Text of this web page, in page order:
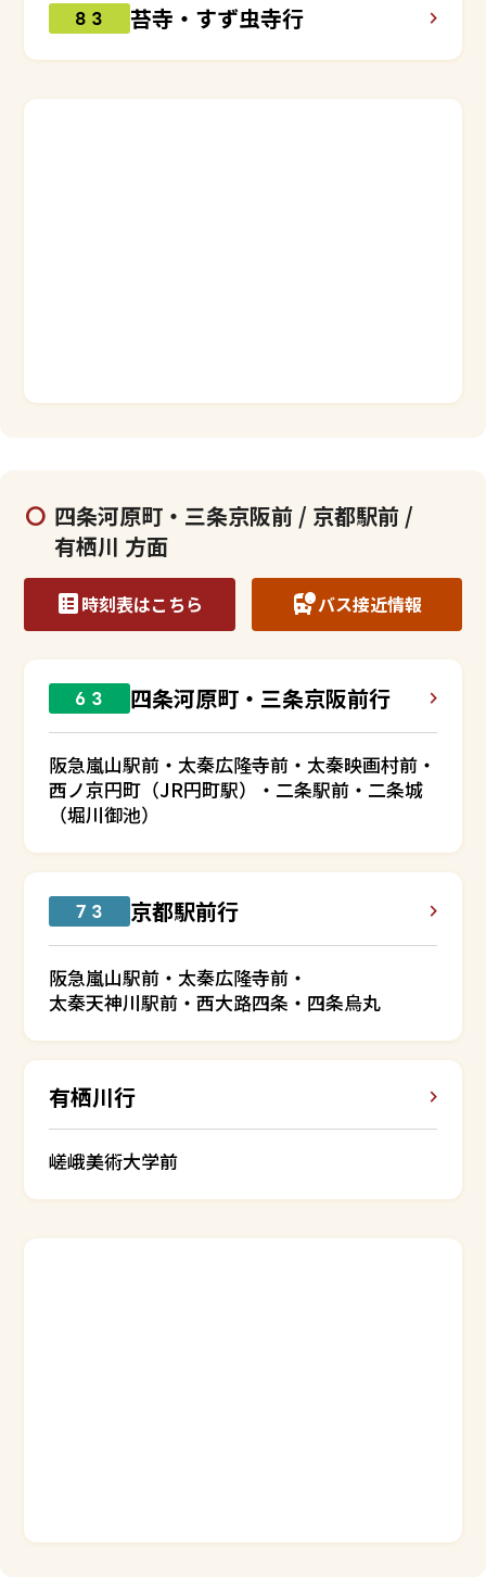
８３ 苔寺・すず虫寺行
四条河原町・三条京阪前 / 京都駅前 /
有栖川 方面
時刻表はこちら バス接近情報
６３ 四条河原町・三条京阪前行
阪急嵐山駅前・太秦広隆寺前・太秦映画村前・
西ノ京円町（JR円町駅）・二条駅前・二条城
（堀川御池）
７３ 京都駅前行
阪急嵐山駅前・太秦広隆寺前・
太秦天神川駅前・西大路四条・四条烏丸
有栖川行
嵯峨美術大学前